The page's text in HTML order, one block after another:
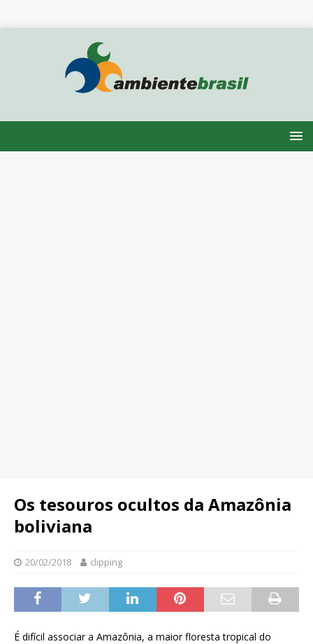
Os tesouros ocultos da Amazônia
boliviana
20/02/2018 clipping
É difícil associar a Amazônia, a maior floresta tropical do